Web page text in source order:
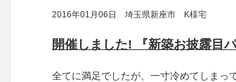
2016年01月06日 埼玉県新座市 K様宅
全てに満足でしたが、一寸冷めてしまっ